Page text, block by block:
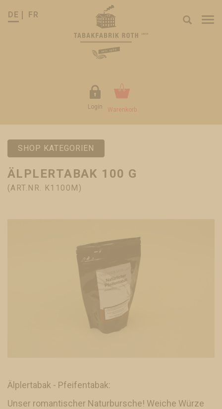
DE FR
Login Warenkorb
SHOP KATEGORIEN
ÄLPLERTABAK 100 G
(ART.NR. K1100M)
Älplertabak - Pfeifentabak:
Unser romantischer Naturbursche! Weiche Würze